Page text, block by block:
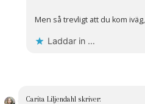
Men så trevligt att du kom
Laddar in …
Carita Liljendahl skriver: